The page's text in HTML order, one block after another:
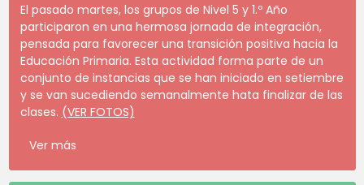
El pasado martes, los grupos de Nivel 5 y 1.º Año
participaron en una hermosa jornada de integración,
pensada para favorecer una transición positiva hacia la
Educación Primaria. Esta actividad forma parte de un
conjunto de instancias que se han iniciado en setiembre
y se van sucediendo semanalmente hata finalizar de las
clases. (VER FOTOS)
Ver más